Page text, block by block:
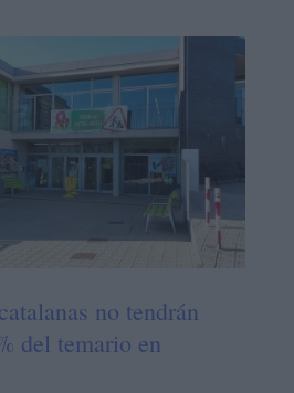
no tendrán
del temario en